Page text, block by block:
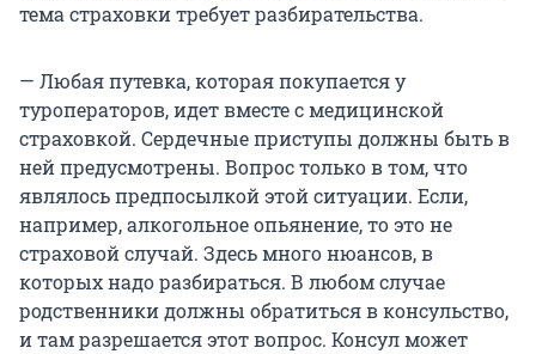
тема страховки требует разбирательства.
— Любая путевка, которая покупается у
туроператоров, идет вместе с медицинской
страховкой. Сердечные приступы должны быть в
ней предусмотрены. Вопрос только в том, что
являлось предпосылкой этой ситуации. Если,
например, алкогольное опьянение, то это не
страховой случай. Здесь много нюансов, в
которых надо разбираться. В любом случае
родственники должны обратиться в консульство,
и там разрешается этот вопрос. Консул может